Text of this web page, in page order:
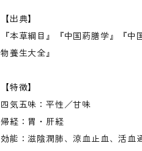
【出典】
『本草綱目』『中国葯膳学』『
物養生大全』
【特徴】
四気五味：平性／甘味
帰経：胃・肝経
効能：滋陰潤肺、涼血止血、活血